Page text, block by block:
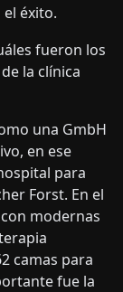
éxito.
fueron los
la clínica
una GmbH
en ese
para
Forst. En el
modernas
camas para
fue la